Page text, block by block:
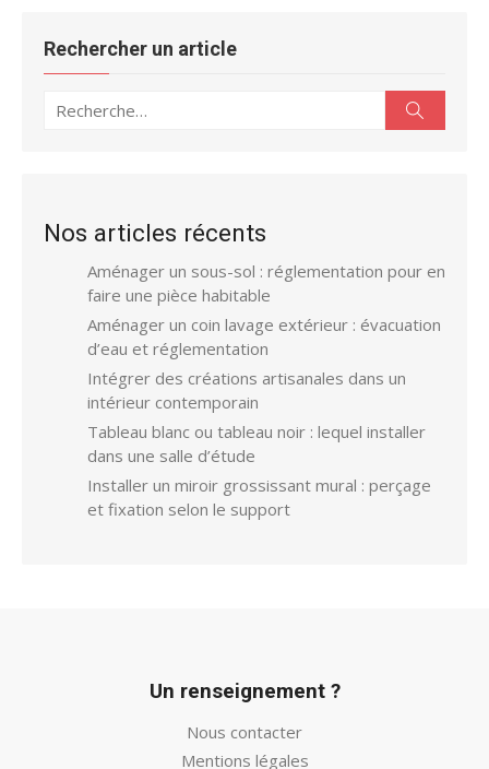
Rechercher un article
Recherche
Nos articles récents
Aménager un sous-sol : réglementation pour en
faire une pièce habitable
Aménager un coin lavage extérieur : évacuation
d’eau et réglementation
Intégrer des créations artisanales dans un
intérieur contemporain
Tableau blanc ou tableau noir : lequel installer
dans une salle d’étude
Installer un miroir grossissant mural : perçage
et fixation selon le support
Un renseignement ?
Nous contacter
Mentions légales